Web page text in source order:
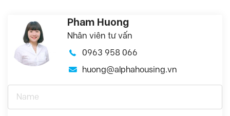
Pham Huong
Nhân viên tư vấn
0963 958 066
huong@alphahousing.vn